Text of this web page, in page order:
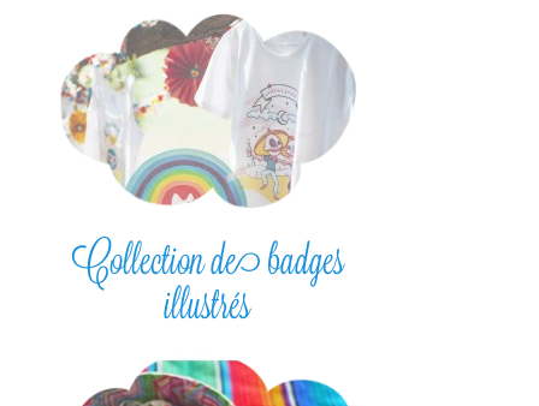
Collection de badges
illustrés